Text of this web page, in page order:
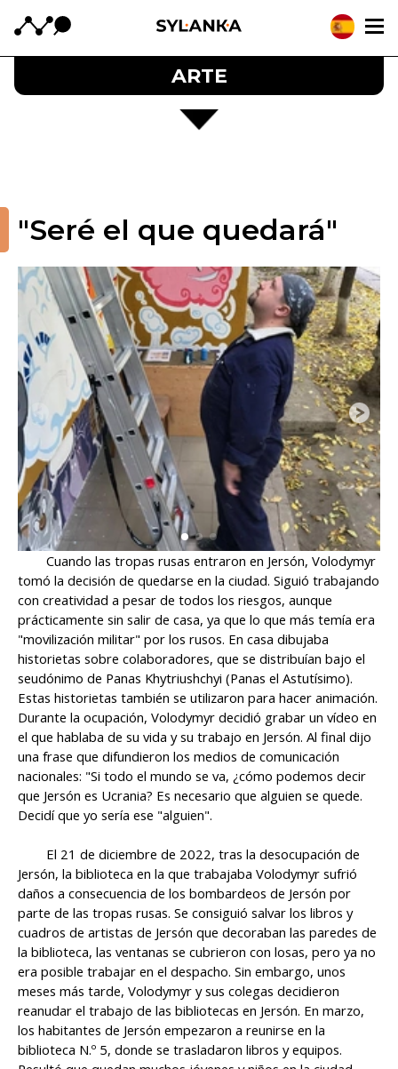
ARTE
"Seré el que quedará"
Cuando las tropas rusas entraron en Jersón, Volodymyr
tomó la decisión de quedarse en la ciudad. Siguió trabajando
con creatividad a pesar de todos los riesgos, aunque
prácticamente sin salir de casa, ya que lo que más temía era
"movilización militar" por los rusos. En casa dibujaba
historietas sobre colaboradores, que se distribuían bajo el
seudónimo de Panas Khytriushchyi (Panas el Astutísimo).
Estas historietas también se utilizaron para hacer animación.
Durante la ocupación, Volodymyr decidió grabar un vídeo en
el que hablaba de su vida y su trabajo en Jersón. Al final dijo
una frase que difundieron los medios de comunicación
nacionales: "Si todo el mundo se va, ¿cómo podemos decir
que Jersón es Ucrania? Es necesario que alguien se quede.
Decidí que yo sería ese "alguien".
El 21 de diciembre de 2022, tras la desocupación de
Jersón, la biblioteca en la que trabajaba Volodymyr sufrió
daños a consecuencia de los bombardeos de Jersón por
parte de las tropas rusas. Se consiguió salvar los libros y
cuadros de artistas de Jersón que decoraban las paredes de
la biblioteca, las ventanas se cubrieron con losas, pero ya no
era posible trabajar en el despacho. Sin embargo, unos
meses más tarde, Volodymyr y sus colegas decidieron
reanudar el trabajo de las bibliotecas en Jersón. En marzo,
los habitantes de Jersón empezaron a reunirse en la
biblioteca N.º 5, donde se trasladaron libros y equipos.